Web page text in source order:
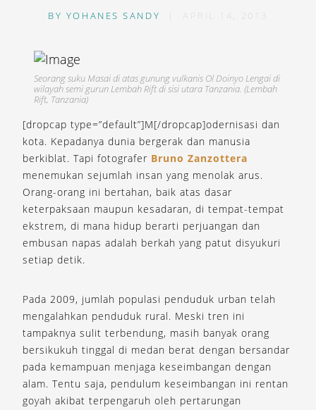
BY YOHANES SANDY APRIL 14, 2013
Seorang suku Masai di atas gunung vulkanis Ol Doinyo Lengai di
wilayah semi gurun Lembah Rift di sisi utara Tanzania. (Lembah
Rift, Tanzania)
[dropcap type=”default”]M[/dropcap]odernisasi dan
kota. Kepadanya dunia bergerak dan manusia
berkiblat. Tapi fotografer Bruno Zanzottera
menemukan sejumlah insan yang menolak arus.
Orang-orang ini bertahan, baik atas dasar
keterpaksaan maupun kesadaran, di tempat-tempat
ekstrem, di mana hidup berarti perjuangan dan
embusan napas adalah berkah yang patut disyukuri
setiap detik.
Pada 2009, jumlah populasi penduduk urban telah
mengalahkan penduduk rural. Meski tren ini
tampaknya sulit terbendung, masih banyak orang
bersikukuh tinggal di medan berat dengan bersandar
pada kemampuan menjaga keseimbangan dengan
alam. Tentu saja, pendulum keseimbangan ini rentan
goyah akibat terpengaruh oleh pertarungan